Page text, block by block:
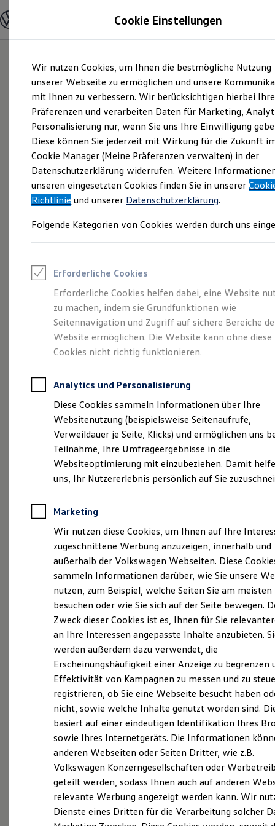
Hauptinhalt
springen
Footer
springen
Modelle und Konfigurator
Modelle vergleichen
Elektroautos
ENERGY Sondermodelle
Nutzfahrzeuge
SUV und CUV
Familienautos
Kombis
Kompaktwagen
Sportwagen
Schnell verfügbare Fahrzeuge
Angebote und Produkte
Aktuelle Angebote
E-Auto-Förderung
Volkswagen Marktplatz
Junge Gebrauchtwagen und Gebrauchtwagen
Saisonangebote
Leasing
Leasing-Angebote
Gebrauchtwagen Leasing
Junge Gebrauchtwagen-Leasing
Elektroauto Leasing
Kleinwagen-Leasing
Leasing ohne Anzahlung
Autokredit mit Schlussrate
Versicherungen und Garantien
Kfz-Versicherung
Restschuldversicherungen
Garantien
Wartungsverträge
Geschäftskunden
Professional Class bei Volkswagen
Großkunden
Behörden
Anpfiff zum Gewinn
Elektroautos
ID. Tutorials
Elektrofahrzeugkonzepte
Reichweite
Reichweite der ID. Modelle
Reichweite im Winter
Laden
Laden unterwegs
Laden Zuhause
Ladezeitensimulator
Batterie
Sicherheit
Garantie und Lebensdauer
Nachhaltigkeit
Technologie
Kosten und Kauf
Verbrauchskosten
Kaufoptionen
E-Auto-Förderung
Software und Konnektivität
Die ID. Software 6
ID. Software Versionen und Updates
Digitale Extras
Schnittstellen zu Ihrem ID.
Gepflegt, geprüft und
für gut befunden.
Volkswagen
Zertifizierte
Gebrauchtwagen.
Impressum & Rechtliches)
Ganz selbstverständlich.Das
Gebrauchtwagen-
Leistungsversprechen.
Rundum sicher: der 360°Gebrauchtwagen-
Bevor ein VolkswagenZertifizierter
Gebrauchtwagenan unsere Kunden
übergeben wird, prüfen wir den Zustand
Cookie Einstellungen
Wir nutzen Cookies, um Ihnen die bestmögliche Nutzung
unserer Webseite zu ermöglichen und unsere
mit Ihnen zu verbessern. Wir berücksichtigen hierbei Ihre
Präferenzen und verarbeiten Daten für Marketing,
Personalisierung nur, wenn Sie uns Ihre Einwilligung
Diese können Sie jederzeit mit Wirkung für die Zukunft
Cookie Manager (Meine Präferenzen verwalten) in der
Datenschutzerklärung widerrufen. Weitere
unseren eingesetzten Cookies finden Sie in unserer
Richtlinie und unserer Datenschutzerklärung.
Folgende Kategorien von Cookies werden durch uns
Erforderliche Cookies
Erforderliche Cookies helfen dabei, eine Website
zu machen, indem sie Grundfunktionen wie
Seitennavigation und Zugriff auf sichere Bereiche
Website ermöglichen. Die Website kann ohne diese
Cookies nicht richtig funktionieren.
Analytics und Personalisierung
Diese Cookies sammeln Informationen über Ihre
Websitenutzung (beispielsweise Seitenaufrufe,
Verweildauer je Seite, Klicks) und ermöglichen uns
Teilnahme, Ihre Umfrageergebnisse in die
Websiteoptimierung mit einzubeziehen. Damit
uns, Ihr Nutzererlebnis persönlich auf Sie
Marketing
Wir nutzen diese Cookies, um Ihnen auf Ihre
zugeschnittene Werbung anzuzeigen, innerhalb und
außerhalb der Volkswagen Webseiten. Diese
sammeln Informationen darüber, wie Sie unsere
nutzen, zum Beispiel, welche Seiten Sie am meisten
besuchen oder wie Sie sich auf der Seite bewegen.
Zweck dieser Cookies ist es, Ihnen für Sie
an Ihre Interessen angepasste Inhalte anzubieten.
werden außerdem dazu verwendet, die
Erscheinungshäufigkeit einer Anzeige zu begrenzen
Effektivität von Kampagnen zu messen und zu
registrieren, ob Sie eine Webseite besucht haben
nicht, sowie welche Inhalte genutzt worden sind.
basiert auf einer eindeutigen Identifikation Ihres
sowie Ihres Internetgeräts. Die Informationen
anderen Webseiten oder Seiten Dritter, wie z.B.
Volkswagen Konzerngesellschaften oder
geteilt werden, sodass Ihnen auch auf anderen
relevante Werbung angezeigt werden kann. Wir
Dienste eines Dritten für die Verarbeitung solcher